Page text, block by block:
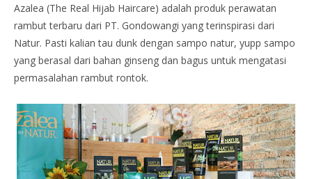
Azalea (The Real Hijab Haircare) adalah produk perawatan
rambut terbaru dari PT. Gondowangi yang terinspirasi dari
Natur. Pasti kalian tau dunk dengan sampo natur, yupp sampo
yang berasal dari bahan ginseng dan bagus untuk mengatasi
permasalahan rambut rontok.